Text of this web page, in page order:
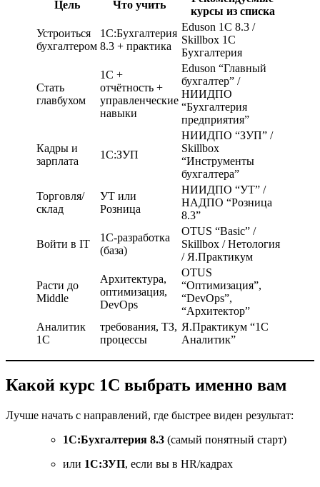
Цель Что учить
курсы из списка
Устроиться
бухгалтером
1С:Бухгалтерия
8.3 + практика
Eduson 1С 8.3 /
Skillbox 1С
Бухгалтерия
Стать
главбухом
1С +
отчётность +
управленческие
навыки
Eduson “Главный
бухгалтер” /
НИИДПО
“Бухгалтерия
предприятия”
Кадры и
зарплата
1С:ЗУП
НИИДПО “ЗУП” /
Skillbox
“Инструменты
бухгалтера”
Торговля/
склад
УТ или
Розница
НИИДПО “УТ” /
НАДПО “Розница
8.3”
Войти в IT
1С-разработка
(база)
OTUS “Basic” /
Skillbox / Нетология
/ Я.Практикум
Расти до
Middle
Архитектура,
оптимизация,
DevOps
OTUS
“Оптимизация”,
“DevOps”,
“Архитектор”
Аналитик
1С
требования, ТЗ,
процессы
Я.Практикум “1С
Аналитик”
Какой курс 1С выбрать именно вам
Лучше начать с направлений, где быстрее виден результат:
1С:Бухгалтерия 8.3 (самый понятный старт)
или 1С:ЗУП, если вы в HR/кадрах